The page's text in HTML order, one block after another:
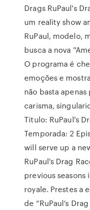
Drags RuPaul's
um reality show
RuPaul, modelo,
busca a nova
O programa é
emoções e
não basta
carisma,
Titulo: RuPaul's
Temporada: 2
will serve up a
RuPaul's Drag
previous
royale. Prestes a
de “RuPaul’s